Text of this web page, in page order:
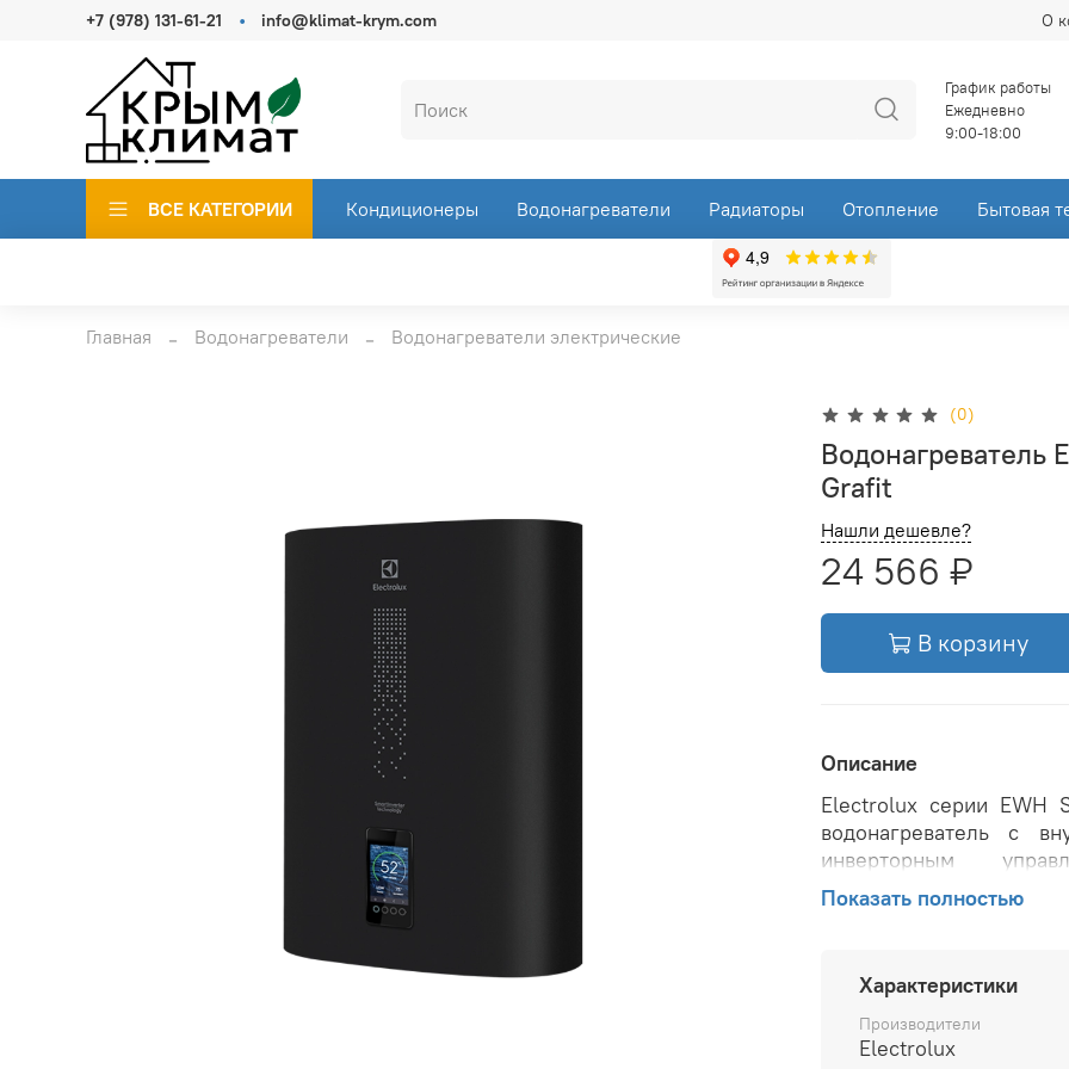
О
+7 (978) 131-61-21 info@klimat-krym.com
График работы
Ежедневно
9:00-18:00
ВСЕ КАТЕГОРИИ Кондиционеры Водонагреватели Радиаторы Отопление Бытовая
Главная Водонагреватели Водонагреватели электрические
(0)
Grafit
Нашли дешевле?
24 566 ₽
В корзину
Описание
Electrolux серии EWH
водонагреватель с
инверторным
энергоэффективности
применением самых
Технология digital
реализованная в
Показать полностью
Характеристики
Производители
Electrolux